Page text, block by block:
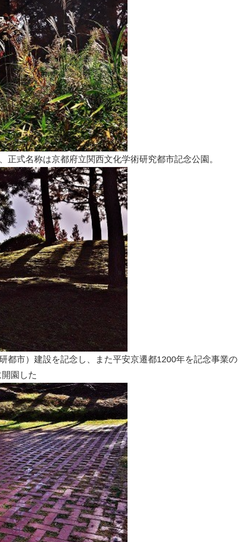
正式名称は京都府立関西文化学術研究都市記念公園。
都市）建設を記念し、また平安京遷都1200年を記念事業の
園した